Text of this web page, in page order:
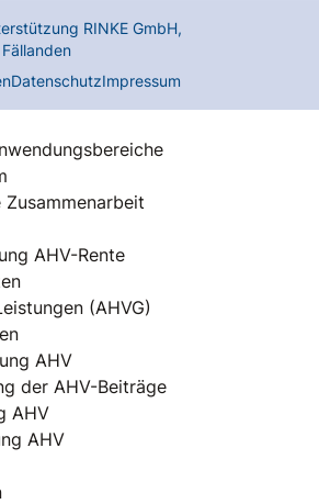
RINKE GmbH,
Fällanden
DatenschutzImpressum
AHV-Rente
(AHVG)
AHV
der AHV-Beiträge
AHV
AHV